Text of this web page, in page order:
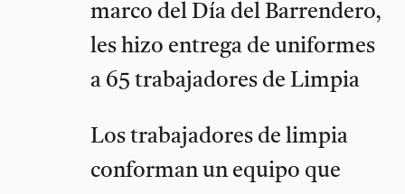
marco del Día del Barrendero,
les hizo entrega de uniformes
a 65 trabajadores de Limpia
Los trabajadores de limpia
conforman un equipo que